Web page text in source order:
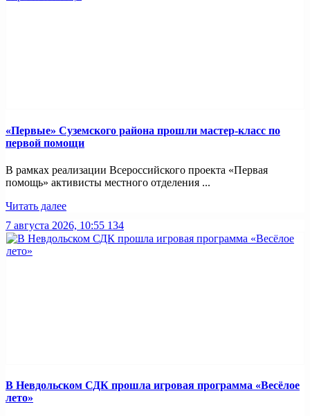
«Первые» Суземского района прошли мастер-класс по
первой помощи
В рамках реализации Всероссийского проекта «Первая
помощь» активисты местного отделения ...
Читать далее
7 августа 2026, 10:55 134
В Невдольском СДК прошла игровая программа «Весёлое
лето»